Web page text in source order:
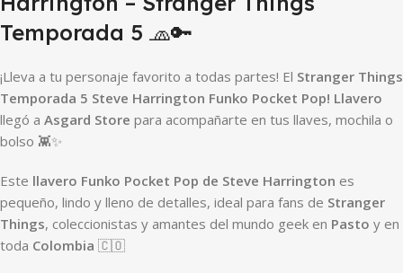
Temporada 5 🧢🔑
¡Lleva a tu personaje favorito a todas partes! El Stranger Things
Temporada 5 Steve Harrington Funko Pocket Pop! Llavero
llegó a Asgard Store para acompañarte en tus llaves, mochila o
bolso 👾✨
Este llavero Funko Pocket Pop de Steve Harrington es
pequeño, lindo y lleno de detalles, ideal para fans de Stranger
Things, coleccionistas y amantes del mundo geek en Pasto y en
toda Colombia 🇨🇴